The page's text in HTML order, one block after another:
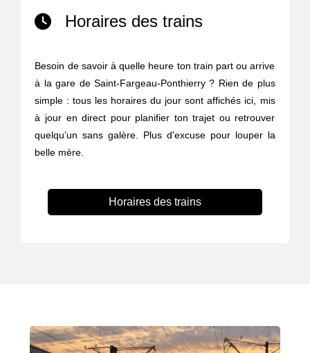
Horaires des trains
Besoin de savoir à quelle heure ton train part ou arrive
à la gare de Saint-Fargeau-Ponthierry ? Rien de plus
simple : tous les horaires du jour sont affichés ici, mis
à jour en direct pour planifier ton trajet ou retrouver
quelqu’un sans galère. Plus d'excuse pour louper la
belle mère.
Horaires des trains